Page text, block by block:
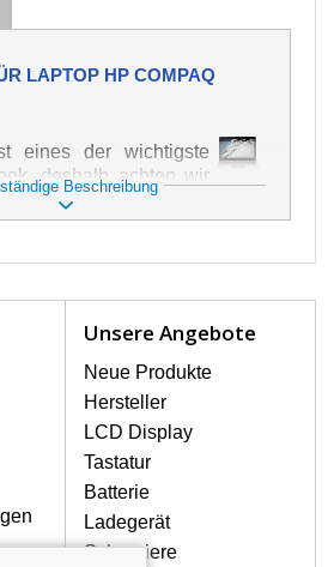
LAPTOP HP COMPAQ
eines der wichtigste
deshalb achten wir
dieses Ersatzteils.
von Texten und
ist es wichtig, mit dem
Beschädigungen
Schäden, z. B.
Display oder Risse.
Streifen, das Display
unregelmäßig oder
hell.
HP COMPAQ CQ60-
HÖCHSTER QUALITÄT!
Beschreibung
Unsere Angebote
Neue Produkte
Hersteller
LCD Display
Tastatur
Batterie
Ladegerät
Scharniere